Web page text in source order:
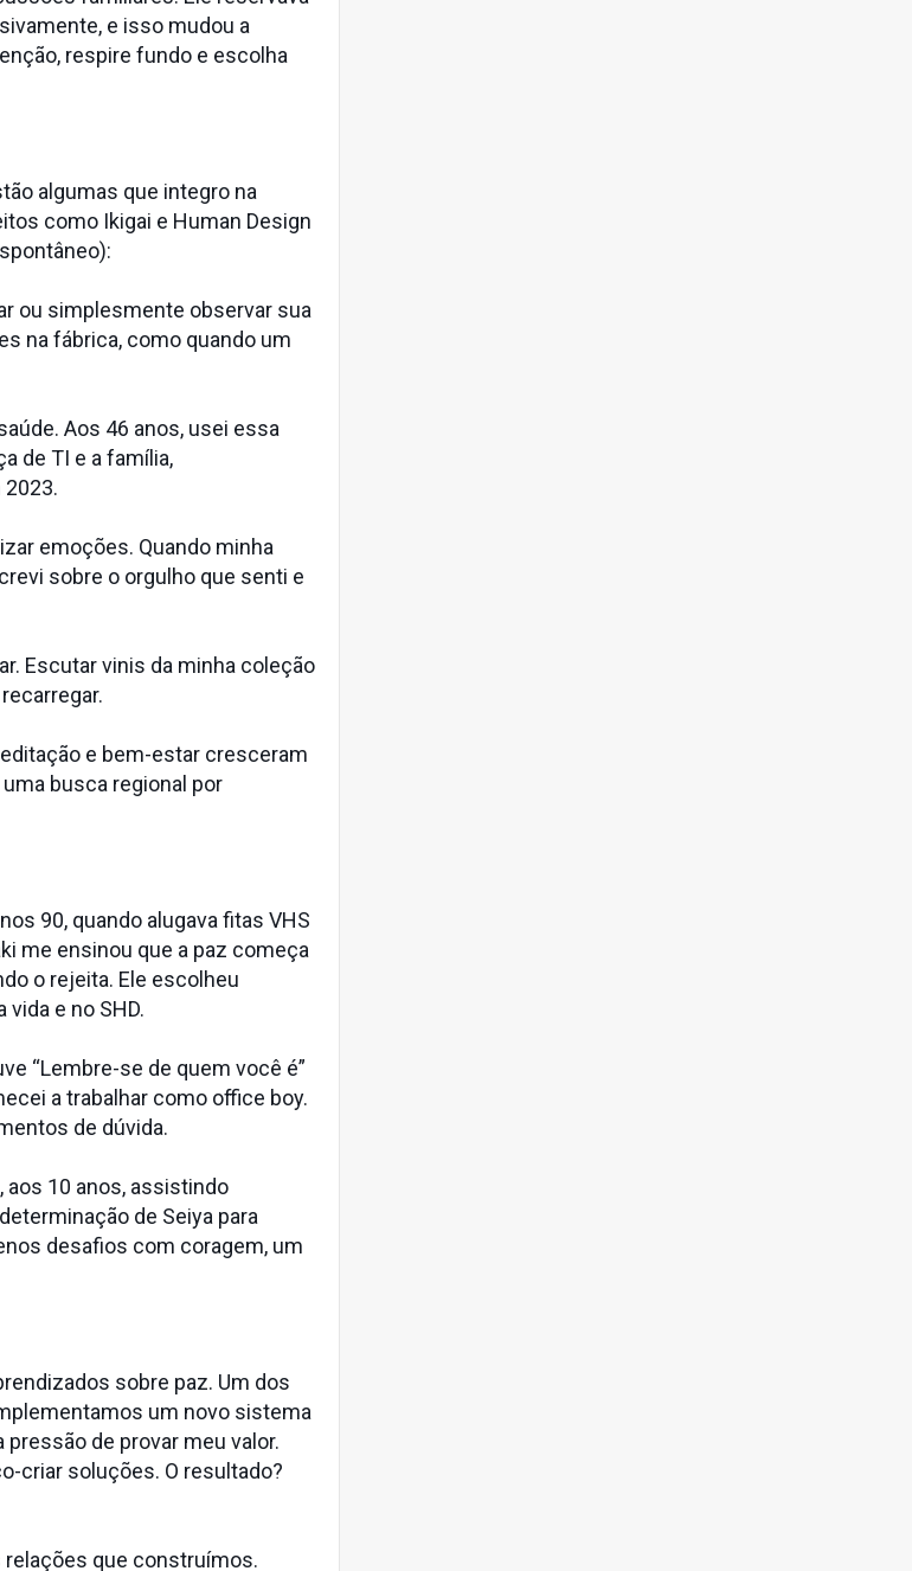
e isso mudou a
respire fundo e escolha
algumas que integro na
como Ikigai e Human Design
ou simplesmente observar sua
na fábrica, como quando um
Aos 46 anos, usei essa
de TI e a família,
emoções. Quando minha
sobre o orgulho que senti e
Escutar vinis da minha coleção
e bem-estar cresceram
busca regional por
90, quando alugava fitas VHS
me ensinou que a paz começa
o rejeita. Ele escolheu
e no SHD.
“Lembre-se de quem você é”
a trabalhar como office boy.
de dúvida.
aos 10 anos, assistindo
de Seiya para
desafios com coragem, um
sobre paz. Um dos
um novo sistema
pressão de provar meu valor.
criar soluções. O resultado?
relações que construímos.